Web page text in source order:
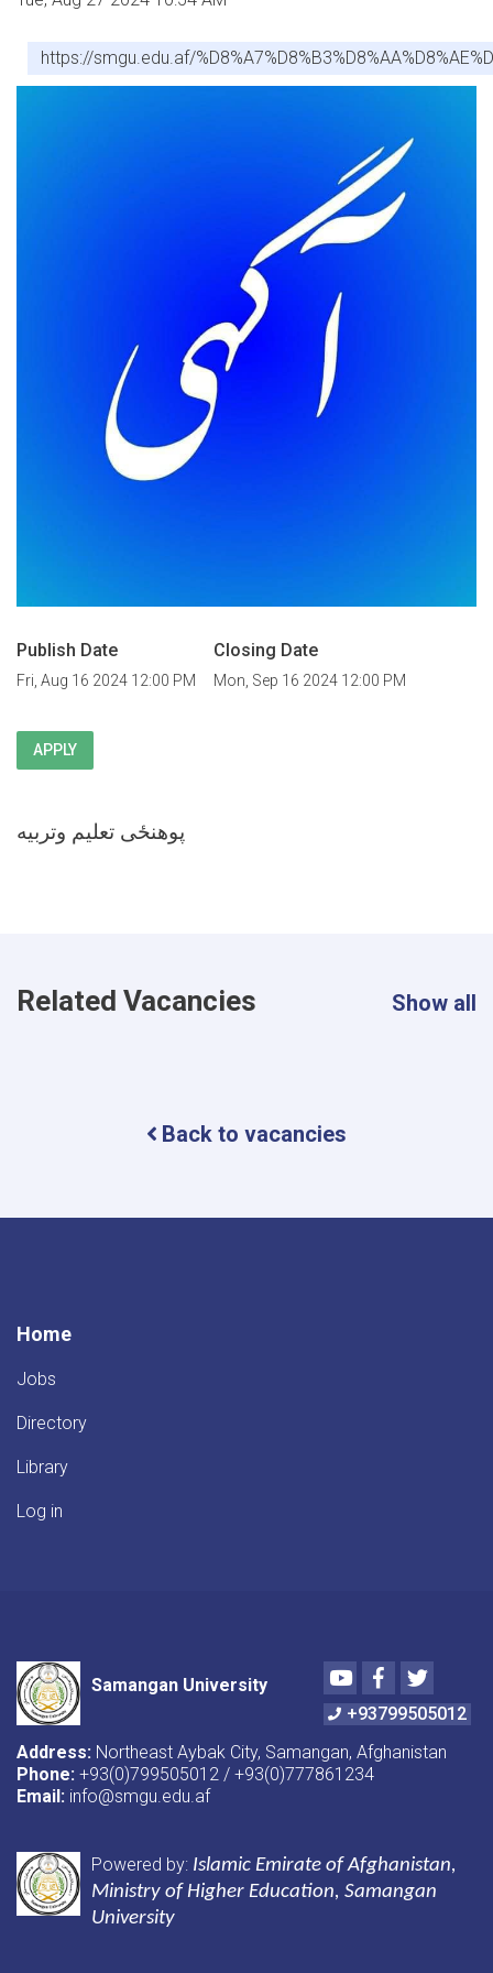
https://smgu.edu.af/
Publish Date
Fri, Aug 16 2024 12:00 PM
Closing Date
Mon, Sep 16 2024 12:00 PM
APPLY
پوهنځی تعلیم وتربیه
Related Vacancies Show all
Back to vacancies
Home
Jobs
Directory
Library
Log in
Samangan University
YoutubeFacebook
Twitter
+93799505012
Address: Northeast Aybak City, Samangan, Afghanistan
Phone: +93(0)799505012 / +93(0)777861234
Email: info@smgu.edu.af
Powered by: Islamic Emirate of Afghanistan,
Ministry of Higher Education, Samangan
University